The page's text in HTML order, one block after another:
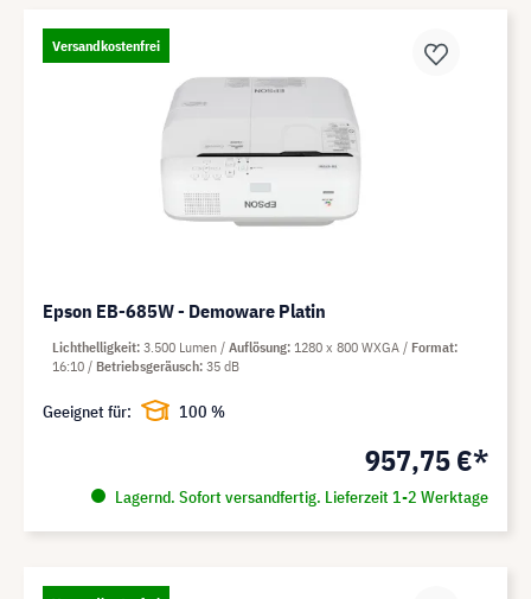
Versandkostenfrei
Epson EB-685W - Demoware Platin
957,75 €*
Lagernd. Sofort versandfertig. Lieferzeit 1-2 Werktage
Lichthelligkeit 3.500 Lumen Auflösung 1280 x 800 WXGA
Format
16:10
Betriebsgeräusch 35 dB
Geeignet für: 100 %